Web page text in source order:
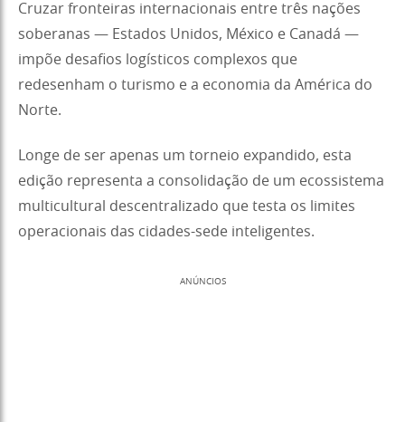
Cruzar fronteiras internacionais entre três nações
soberanas — Estados Unidos, México e Canadá —
impõe desafios logísticos complexos que
redesenham o turismo e a economia da América do
Norte.
Longe de ser apenas um torneio expandido, esta
edição representa a consolidação de um ecossistema
multicultural descentralizado que testa os limites
operacionais das cidades-sede inteligentes.
ANÚNCIOS